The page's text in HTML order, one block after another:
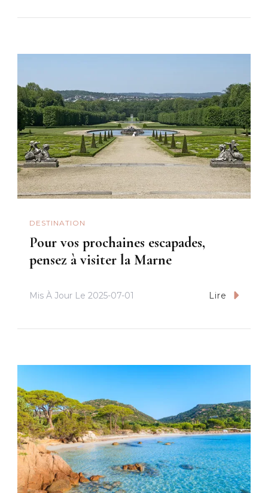
DESTINATION
Pour vos prochaines escapades,
pensez à visiter la Marne
Mis À Jour Le 2025-07-01 Lire